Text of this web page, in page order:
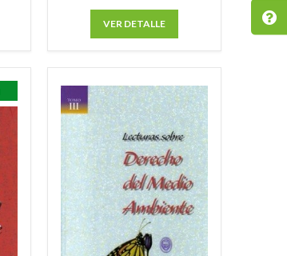
VER DETALLE